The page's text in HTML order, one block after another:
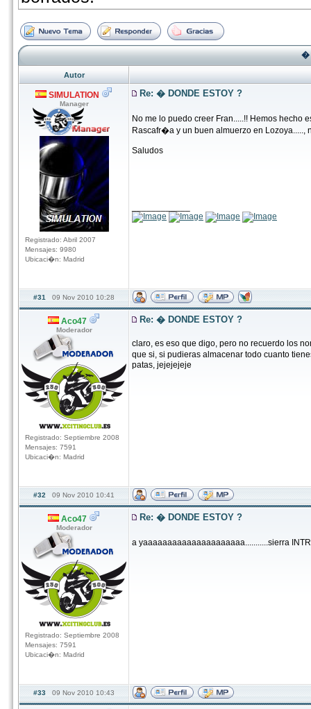
�
Autor
SIMULATION
Manager
Registrado: Abril 2007
Mensajes: 9980
Ubicaci�n: Madrid
Re: � DONDE ESTOY ?
No me lo puedo creer Fran.....!! Hemos
Rascafr�a y un buen almuerzo en Lozoya.....,
Saludos
#31 09 Nov 2010 10:28
Aco47
Moderador
Registrado: Septiembre 2008
Mensajes: 7591
Ubicaci�n: Madrid
Re: � DONDE ESTOY ?
claro, es eso que digo, pero no recuerdo los
que si, si pudieras almacenar todo cuanto
patas, jejejejeje
#32 09 Nov 2010 10:41
Aco47
Moderador
Registrado: Septiembre 2008
Mensajes: 7591
Ubicaci�n: Madrid
Re: � DONDE ESTOY ?
a yaaaaaaaaaaaaaaaaaaaaa...........sierra
#33 09 Nov 2010 10:43